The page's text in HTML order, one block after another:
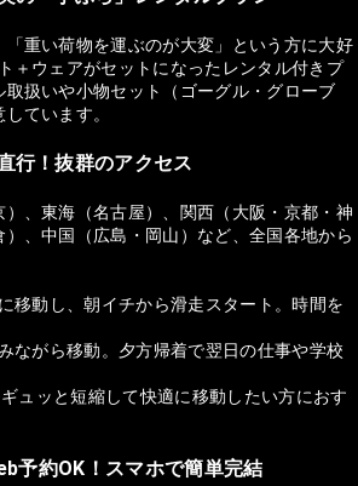
「重い荷物を運ぶのが大変」という方に大好
＋ウェアがセットになったレンタル付きプ
扱いや小物セット（ゴーグル・グローブ
ています。
行！抜群のアクセス
、東海（名古屋）、関西（大阪・京都・神
）、中国（広島・岡山）など、全国各地から
移動し、朝イチから滑走スタート。時間を
ながら移動。夕方帰着で翌日の仕事や学校
ュッと短縮して快適に移動したい方におす
予約OK！スマホで簡単完結